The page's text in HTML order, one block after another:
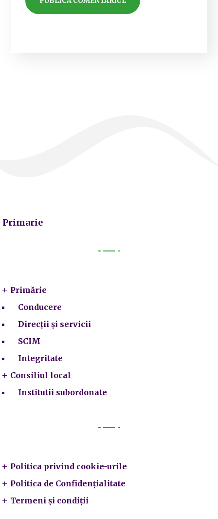
Primarie
Primărie
Conducere
Direcții și servicii
SCIM
Integritate
Consiliul local
Institutii subordonate
Politica privind cookie-urile
Politica de Confidențialitate
Termeni și condiții